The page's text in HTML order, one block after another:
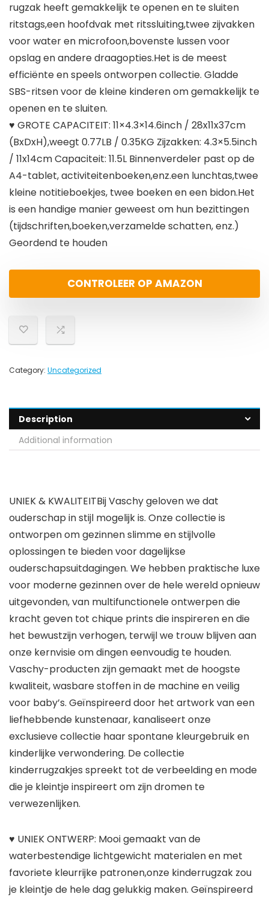
rugzak heeft gemakkelijk te openen en te sluiten
ritstags,een hoofdvak met ritssluiting,twee zijvakken
voor water en microfoon,bovenste lussen voor
opslag en andere draagopties.Het is de meest
efficiënte en speels ontworpen collectie. Gladde
SBS-ritsen voor de kleine kinderen om gemakkelijk te
openen en te sluiten.
♥ GROTE CAPACITEIT: 11×4.3×14.6inch / 28x11x37cm
(BxDxH),weegt 0.77LB / 0.35KG Zijzakken: 4.3×5.5inch
/ 11x14cm Capaciteit: 11.5L Binnenverdeler past op de
A4-tablet, activiteitenboeken,enz.een lunchtas,twee
kleine notitieboekjes, twee boeken en een bidon.Het
is een handige manier geweest om hun bezittingen
(tijdschriften,boeken,verzamelde schatten, enz.)
Geordend te houden
CONTROLEER OP AMAZON
Category: Uncategorized
Description
Additional information
UNIEK & KWALITEITBij Vaschy geloven we dat
ouderschap in stijl mogelijk is. Onze collectie is
ontworpen om gezinnen slimme en stijlvolle
oplossingen te bieden voor dagelijkse
ouderschapsuitdagingen. We hebben praktische luxe
voor moderne gezinnen over de hele wereld opnieuw
uitgevonden, van multifunctionele ontwerpen die
kracht geven tot chique prints die inspireren en die
het bewustzijn verhogen, terwijl we trouw blijven aan
onze kernvisie om dingen eenvoudig te houden.
Vaschy-producten zijn gemaakt met de hoogste
kwaliteit, wasbare stoffen in de machine en veilig
voor baby’s. Geïnspireerd door het artwork van een
liefhebbende kunstenaar, kanaliseert onze
exclusieve collectie haar spontane kleurgebruik en
kinderlijke verwondering. De collectie
kinderrugzakjes spreekt tot de verbeelding en mode
die je kleintje inspireert om zijn dromen te
verwezenlijken.
♥ UNIEK ONTWERP: Mooi gemaakt van de
waterbestendige lichtgewicht materialen en met
favoriete kleurrijke patronen,onze kinderrugzak zou
je kleintje de hele dag gelukkig maken. Geïnspireerd